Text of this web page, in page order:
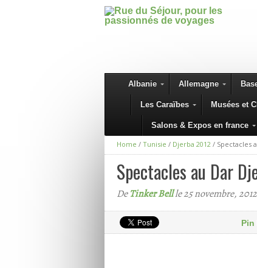
Albanie Allemagne
Les Caraïbes Musées et
Salons & Expos en france
Home / Tunisie / Djerba 2012 / Spectacles
Spectacles au Dar
DeTinker Bellle 25 novembre, 2012
Pin